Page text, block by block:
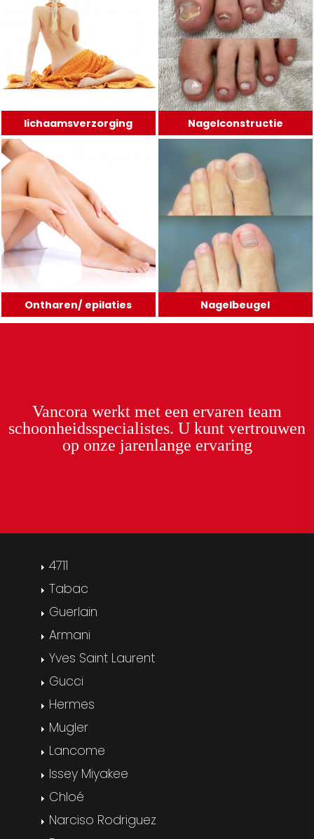
lichaamsverzorging Nagelconstructie
Ontharen/ epilaties Nagelbeugel
Vancora werkt met een ervaren team
schoonheidsspecialistes. U kunt vertrouwen
op onze jarenlange ervaring
4711
Tabac
Guerlain
Armani
Yves Saint Laurent
Gucci
Hermes
Mugler
Lancome
Issey Miyakee
Chloé
Narciso Rodriguez